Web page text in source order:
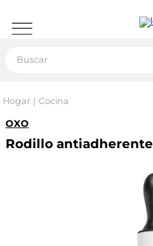
Hogar Cocina
OXO
Rodillo antiadherente